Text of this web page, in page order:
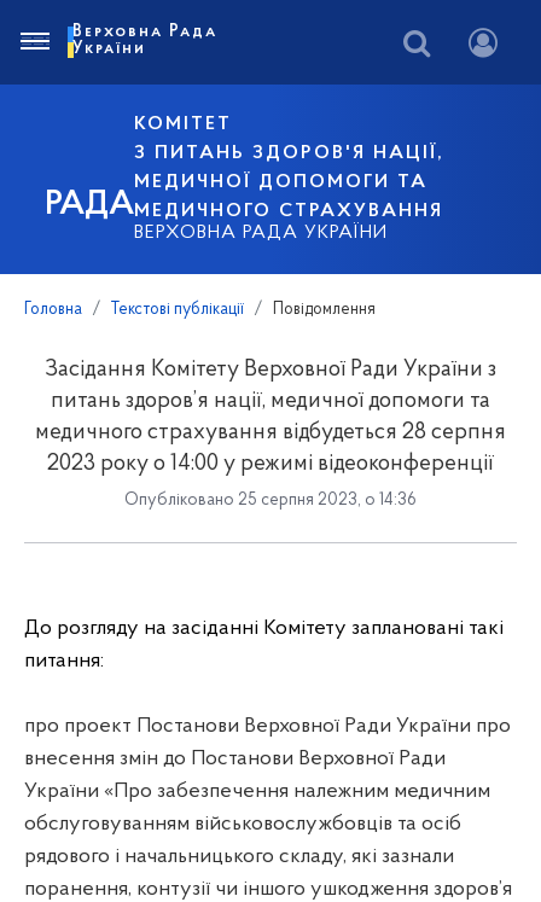
РАДА
КОМІТЕТ
З ПИТАНЬ ЗДОРОВ'Я НАЦІЇ,
МЕДИЧНОЇ ДОПОМОГИ ТА
МЕДИЧНОГО СТРАХУВАННЯ
ВЕРХОВНА РАДА УКРАЇНИ
Верховна Рада
України
Головна Текстові публікації Повідомлення
Засідання Комітету Верховної Ради України з
питань здоров’я нації, медичної допомоги та
медичного страхування відбудеться 28 серпня
2023 року о 14:00 у режимі відеоконференції
Опубліковано 25 серпня 2023, о 14:36
До розгляду на засіданні Комітету заплановані такі
питання:
про проект Постанови Верховної Ради України про
внесення змін до Постанови Верховної Ради
України «Про забезпечення належним медичним
обслуговуванням військовослужбовців та осіб
рядового і начальницького складу, які зазнали
поранення, контузії чи іншого ушкодження здоров’я